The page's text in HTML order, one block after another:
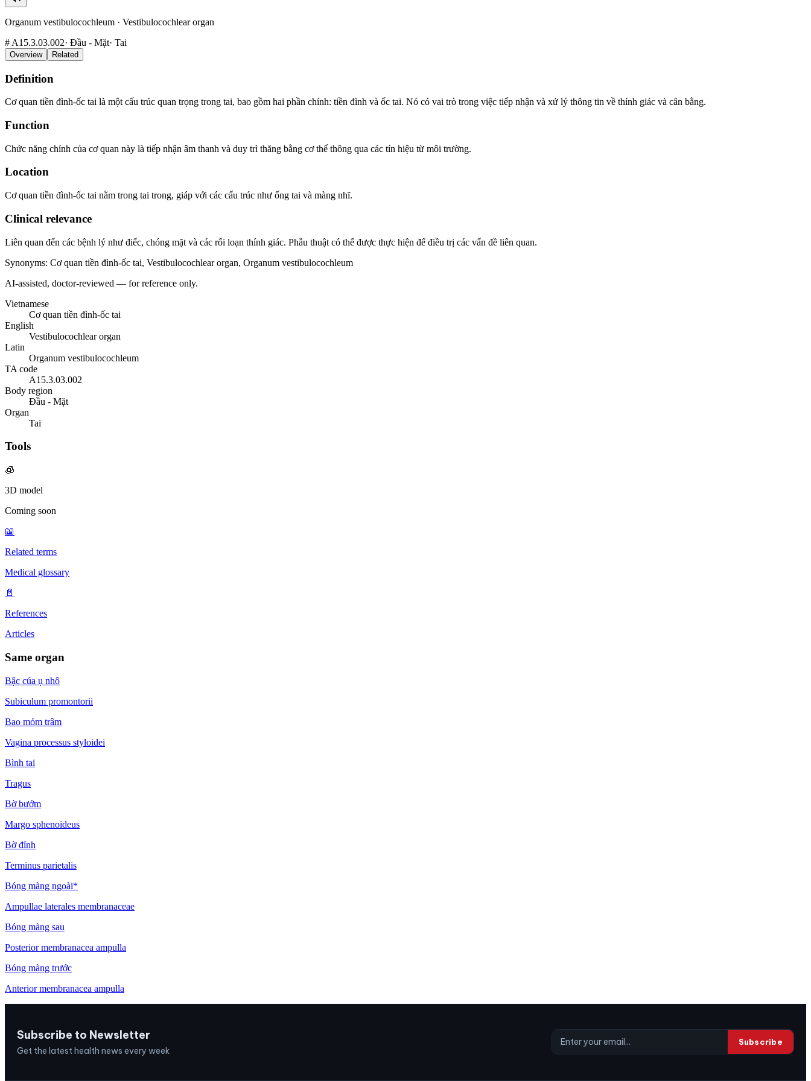
Organum vestibulocochleum · Vestibulocochlear organ
# A15.3.03.002· Đầu - Mặt· Tai
Overview Related
Definition
Cơ quan tiền đình-ốc tai là một cấu trúc quan trọng trong tai, bao gồm hai phần chính: tiền đình và ốc tai. Nó có vai trò trong việc tiếp nhận và xử lý thông tin về thính giác và cân bằng.
Function
Chức năng chính của cơ quan này là tiếp nhận âm thanh và duy trì thăng bằng cơ thể thông qua các tín hiệu từ môi trường.
Location
Cơ quan tiền đình-ốc tai nằm trong tai trong, giáp với các cấu trúc như ống tai và màng nhĩ.
Clinical relevance
Liên quan đến các bệnh lý như điếc, chóng mặt và các rối loạn thính giác. Phẫu thuật có thể được thực hiện để điều trị các vấn đề liên quan.
Synonyms: Cơ quan tiền đình-ốc tai, Vestibulocochlear organ, Organum vestibulocochleum
AI-assisted, doctor-reviewed — for reference only.
Vietnamese
Cơ quan tiền đình-ốc tai
English
Vestibulocochlear organ
Latin
Organum vestibulocochleum
TA code
A15.3.03.002
Body region
Đầu - Mặt
Organ
Tai
Tools
🧊
3D model
Coming soon
📖
Related terms
Medical glossary
📄
References
Articles
Same organ
Bậc của ụ nhô
Subiculum promontorii
Bao mỏm trâm
Vagina processus styloidei
Bình tai
Tragus
Bờ bướm
Margo sphenoideus
Bờ đỉnh
Terminus parietalis
Bóng màng ngoài*
Ampullae laterales membranaceae
Bóng màng sau
Posterior membranacea ampulla
Bóng màng trước
Anterior membranacea ampulla
Subscribe to Newsletter
Get the latest health news every week
Subscribe